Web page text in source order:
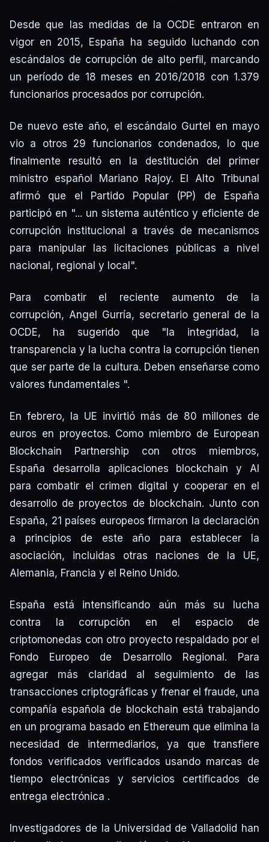
Desde que las medidas de la OCDE entraron en
vigor en 2015, España ha seguido luchando con
escándalos de corrupción de alto perfil, marcando
un período de 18 meses en 2016/2018 con 1.379
funcionarios procesados por corrupción.
De nuevo este año, el escándalo Gurtel en mayo
vio a otros 29 funcionarios condenados, lo que
finalmente resultó en la destitución del primer
ministro español Mariano Rajoy. El Alto Tribunal
afirmó que el Partido Popular (PP) de España
participó en "... un sistema auténtico y eficiente de
corrupción institucional a través de mecanismos
para manipular las licitaciones públicas a nivel
nacional, regional y local".
Para combatir el reciente aumento de la
corrupción, Angel Gurría, secretario general de la
OCDE, ha sugerido que "la integridad, la
transparencia y la lucha contra la corrupción tienen
que ser parte de la cultura. Deben enseñarse como
valores fundamentales ".
En febrero, la UE invirtió más de 80 millones de
euros en proyectos. Como miembro de European
Blockchain Partnership con otros miembros,
España desarrolla aplicaciones blockchain y AI
para combatir el crimen digital y cooperar en el
desarrollo de proyectos de blockchain. Junto con
España, 21 países europeos firmaron la declaración
a principios de este año para establecer la
asociación, incluidas otras naciones de la UE,
Alemania, Francia y el Reino Unido.
España está intensificando aún más su lucha
contra la corrupción en el espacio de
criptomonedas con otro proyecto respaldado por el
Fondo Europeo de Desarrollo Regional. Para
agregar más claridad al seguimiento de las
transacciones criptográficas y frenar el fraude, una
compañía española de blockchain está trabajando
en un programa basado en Ethereum que elimina la
necesidad de intermediarios, ya que transfiere
fondos verificados verificados usando marcas de
tiempo electrónicas y servicios certificados de
entrega electrónica .
Investigadores de la Universidad de Valladolid han